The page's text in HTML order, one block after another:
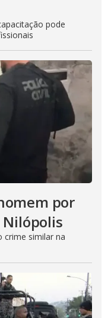
pode
por
crime similar na